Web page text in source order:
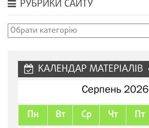
РУБРИКИ САЙТУ
Рубрики
КАЛЕНДАР МАТЕРІАЛІВ
Серпень 2026
Пн Вт Ср Чт Пт